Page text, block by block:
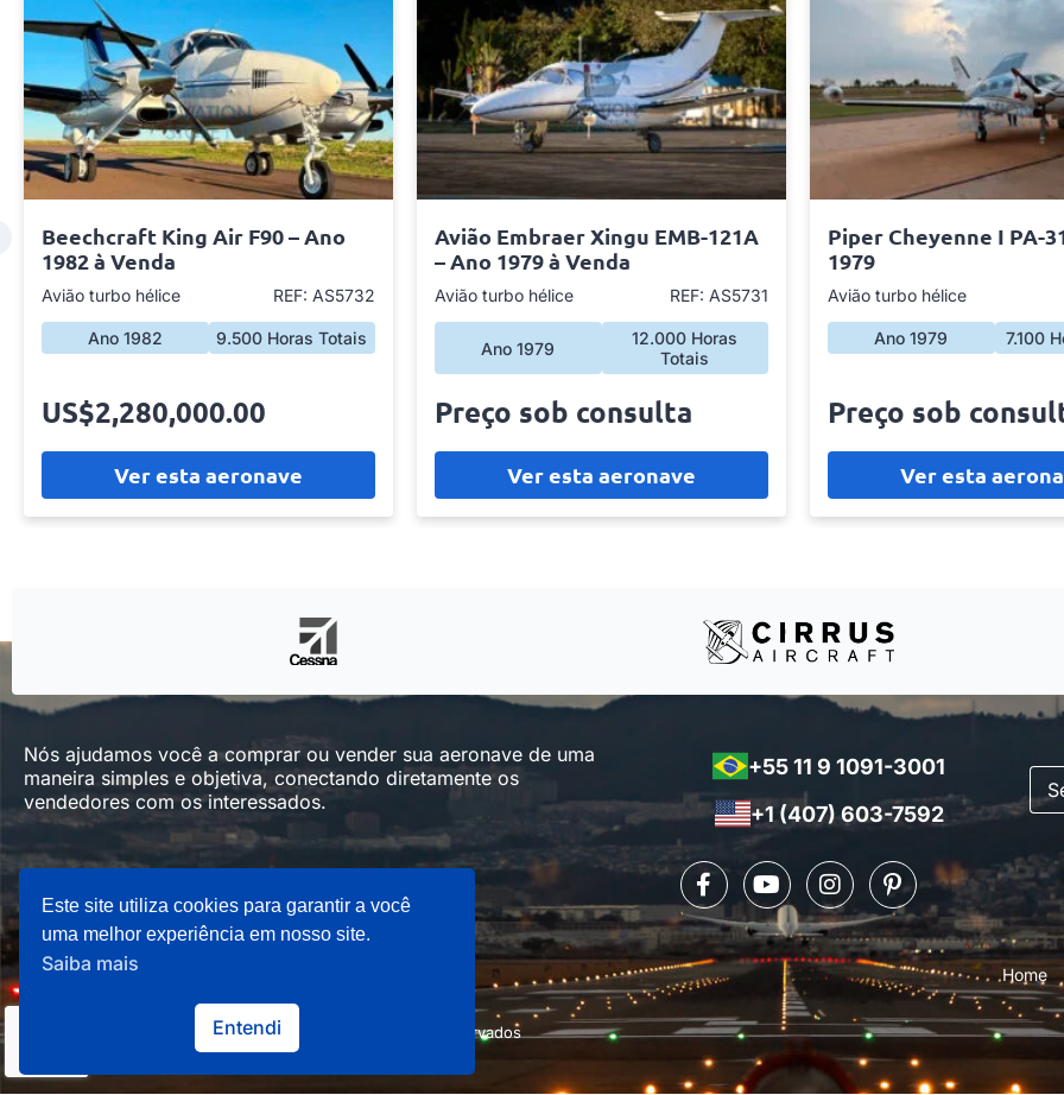
Beechcraft King Air F90 – Ano
1982 à Venda
Avião turbo hélice REF: AS5732
Ano 1982 9.500 Horas Totais
Ver esta aeronave
US$2,280,000.00
Avião Embraer Xingu EMB-121A
– Ano 1979 à Venda
Avião turbo hélice REF: AS5731
Ano 1979
12.000 Horas
Totais
Ver esta aeronave
Preço sob consulta
Piper Cheyenne I PA-
1979
Avião turbo hélice
Ano 1979 7.100
Ver esta
Preço sob
Nós ajudamos você a comprar ou vender sua aeronave de uma
maneira simples e objetiva, conectando diretamente os
vendedores com os interessados.
+55 11 9 1091-3001
+1 (407) 603-7592
Copyright © 2026 Aviation Store 101 - Todos os direitos reservados
Home
Este site utiliza cookies para garantir a você
uma melhor experiência em nosso site.
Saiba mais
Entendi